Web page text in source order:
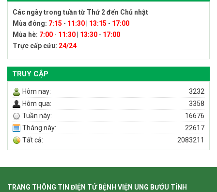
Các ngày trong tuần từ Thứ 2 đến Chủ nhật
Mùa đông: 7:15 - 11:30 13:15 - 17:00
Mùa hè: 7:00 - 11:30 13:30 - 17:00
Trực cấp cứu: 24/24
TRUY CẬP
Hôm nay:
3232
Hôm qua:
3358
Tuần này:
16676
Tháng này:
22617
Tất cả:
2083211
TRANG THÔNG TIN ĐIỆN TỬ BỆNH VIỆN UNG BƯỚU TỈNH